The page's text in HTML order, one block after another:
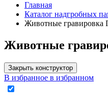
Главная
Каталог надгробных
Животные гравировка
Животные
Закрыть конструктор
В избранное в избранном